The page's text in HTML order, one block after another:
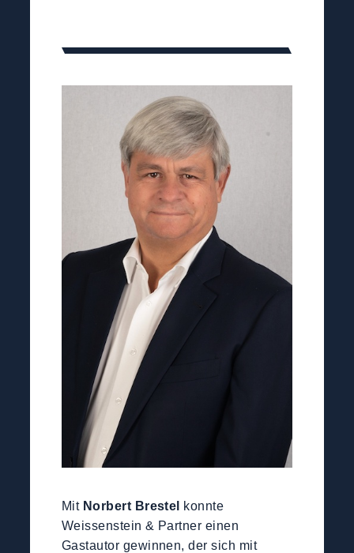
Mit Norbert Brestel
konnte
Weissenstein & Partner einen
Gastautor gewinnen, der sich mit